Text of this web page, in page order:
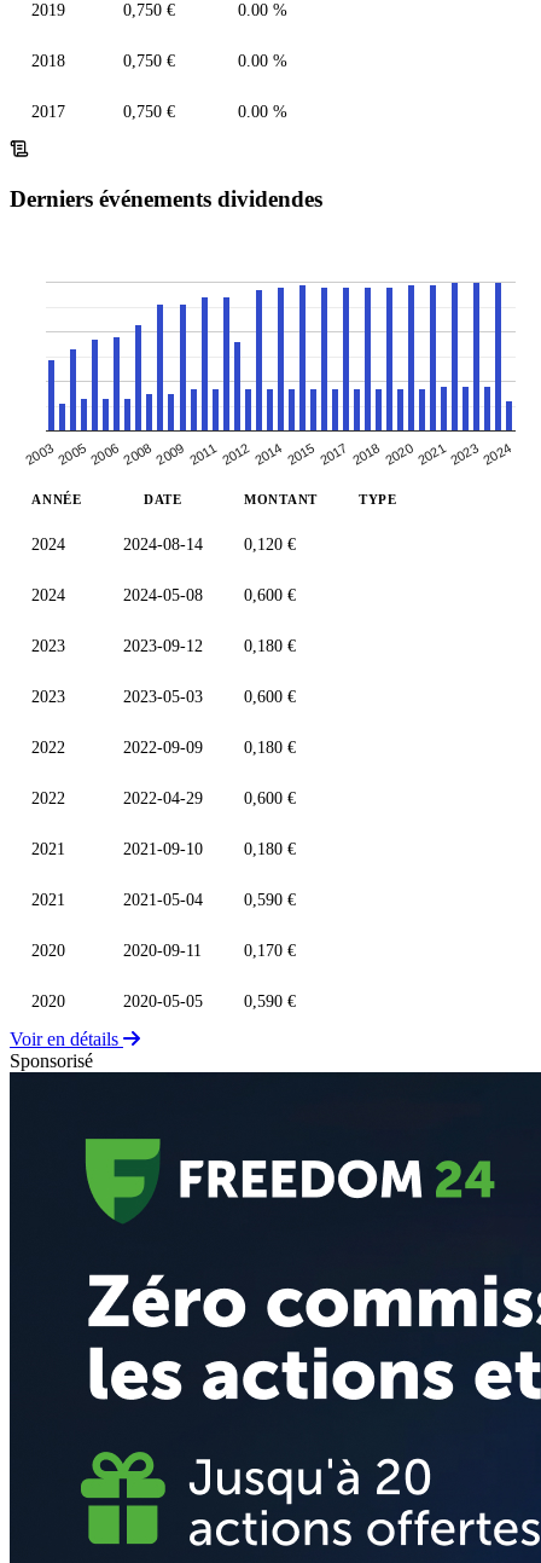
2019 0,750 € 0.00 %
2018 0,750 € 0.00 %
2017 0,750 € 0.00 %
Derniers événements dividendes
20032005200620082009 201120122014 2015 2017 20182020202120232024
ANNÉE DATE MONTANT TYPE
2024 2024-08-14 0,120 €
2024 2024-05-08 0,600 €
2023 2023-09-12 0,180 €
2023 2023-05-03 0,600 €
2022 2022-09-09 0,180 €
2022 2022-04-29 0,600 €
2021 2021-09-10 0,180 €
2021 2021-05-04 0,590 €
2020 2020-09-11 0,170 €
2020 2020-05-05 0,590 €
Voir en détails
Sponsorisé